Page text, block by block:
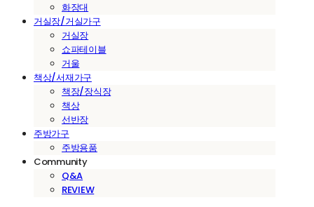
화장대
거실장/거실가구
거실장
쇼파테이블
거울
책상/서재가구
책장/장식장
책상
선반장
주방가구
주방용품
Community
Q&A
REVIEW